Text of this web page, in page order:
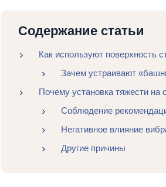
Содержание статьи
Как используют поверхность
Зачем устраивают
Почему установка тяжести
Соблюдение
Негативное влияние
Другие причины